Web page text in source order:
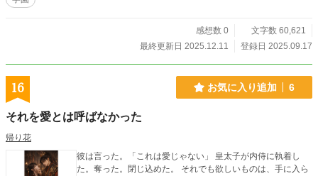
感想数 0
文字数 60,621
最終更新日 2025.12.11
登録日 2025.09.17
16 お気に入り追加 6
それを愛とは呼ばなかった
帰り花
彼は言った。「これは愛じゃない」 皇太子が内侍に執着し
た。奪った。閉じ込めた。 それでも欲しいものは、手に入ら